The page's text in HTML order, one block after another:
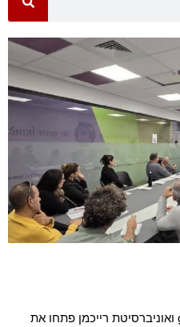
בשלוחה החדשה של חברת google ואוניברסיטת רייכמן פתחו את